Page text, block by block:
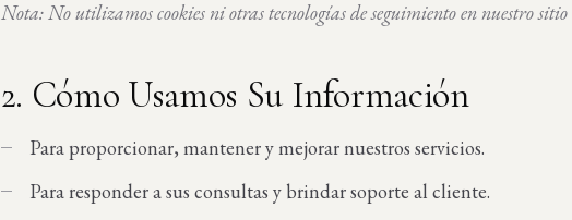
Nota: No utilizamos cookies ni otras tecnologías de seguimiento en nuestro sitio
2. Cómo Usamos Su Información
Para proporcionar, mantener y mejorar nuestros servicios.
Para responder a sus consultas y brindar soporte al cliente.